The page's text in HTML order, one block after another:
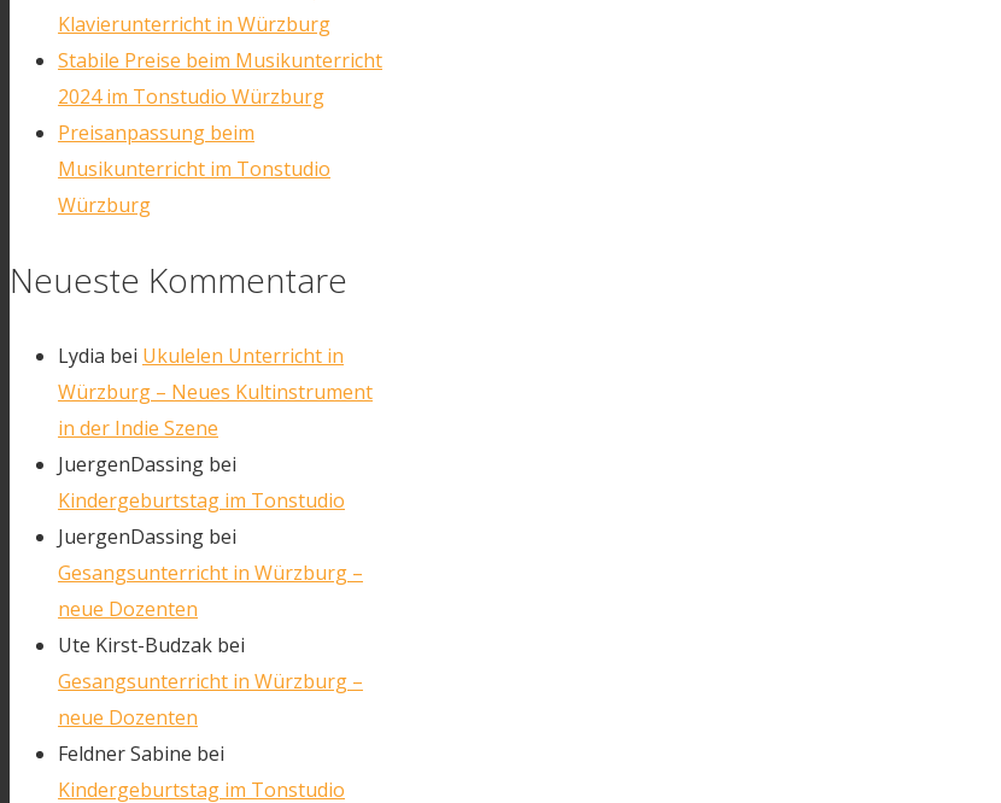
Klavierunterricht in Würzburg
Stabile Preise beim Musikunterricht
2024 im Tonstudio Würzburg
Preisanpassung beim
Musikunterricht im Tonstudio
Würzburg
Neueste Kommentare
Lydia bei Ukulelen Unterricht in
Würzburg – Neues Kultinstrument
in der Indie Szene
JuergenDassing bei
Kindergeburtstag im Tonstudio
JuergenDassing bei
Gesangsunterricht in Würzburg –
neue Dozenten
Ute Kirst-Budzak bei
Gesangsunterricht in Würzburg –
neue Dozenten
Feldner Sabine bei
Kindergeburtstag im Tonstudio